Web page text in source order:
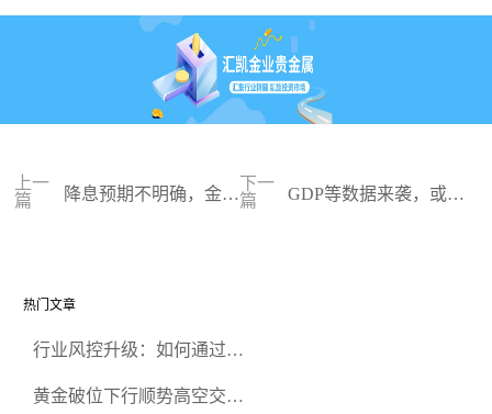
上一
篇
降息预期不明确，金价
下一
篇
GDP等数据来袭，或决
热门文章
行业风控升级：如何通过正
规黄金开户交易平台？
黄金破位下行顺势高空交易